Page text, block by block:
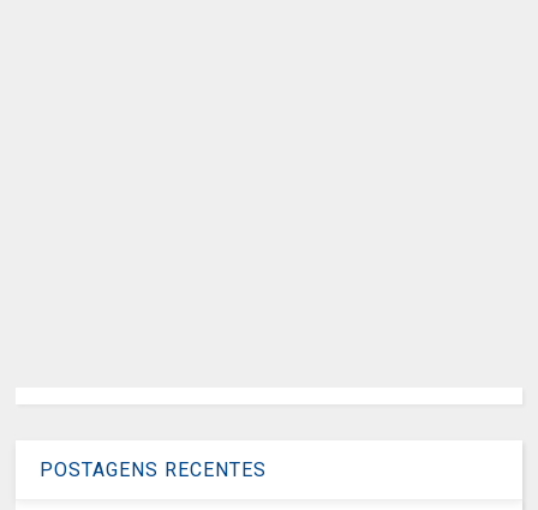
POSTAGENS RECENTES